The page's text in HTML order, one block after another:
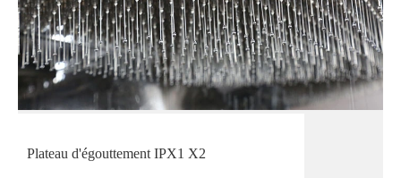
Plateau d'égouttement IPX1 X2